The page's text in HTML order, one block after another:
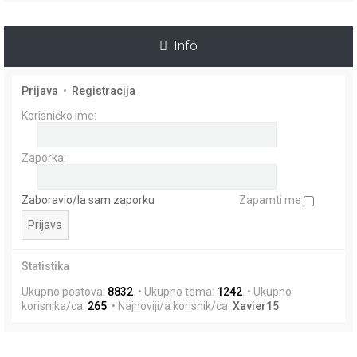
Info
Prijava • Registracija
Korisničko ime:
Zaporka:
Zaboravio/la sam zaporku Zapamti me
Statistika
Ukupno postova: 8832 . • Ukupno tema: 1242 . • Ukupno
korisnika/ca: 265 . • Najnoviji/a korisnik/ca: Xavier15